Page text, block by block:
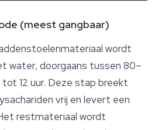
(meest gangbaar)
wordt
water, doorgaans tussen 80–
tot 12 uur. Deze stap breekt
vrij en levert een
restmateriaal wordt